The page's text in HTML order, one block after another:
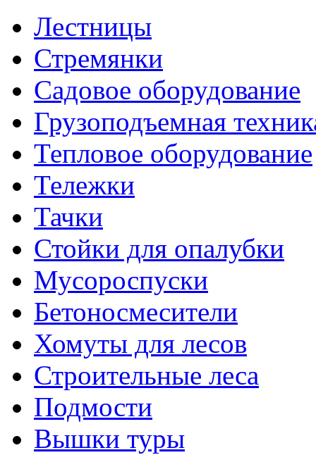
Лестницы
Стремянки
Садовое оборудование
Грузоподъемная
Тепловое оборудование
Тележки
Тачки
Стойки для опалубки
Мусороспуски
Бетоносмесители
Хомуты для лесов
Строительные леса
Подмости
Вышки туры